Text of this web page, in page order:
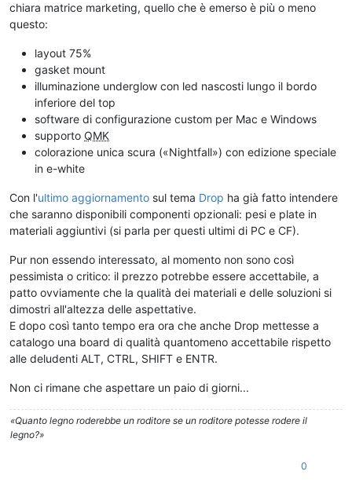
chiara matrice marketing, quello che è emerso è più o meno
questo:
layout 75%
gasket mount
illuminazione underglow con led nascosti lungo il bordo
inferiore del top
software di configurazione custom per Mac e Windows
supporto QMK
colorazione unica scura («Nightfall») con edizione speciale
in e-white
Con l'ultimo aggiornamento sul tema Drop ha già fatto intendere
che saranno disponibili componenti opzionali: pesi e plate in
materiali aggiuntivi (si parla per questi ultimi di PC e CF).
Pur non essendo interessato, al momento non sono così
pessimista o critico: il prezzo potrebbe essere accettabile, a
patto ovviamente che la qualità dei materiali e delle soluzioni si
dimostri all'altezza delle aspettative.
E dopo così tanto tempo era ora che anche Drop mettesse a
catalogo una board di qualità quantomeno accettabile rispetto
alle deludenti ALT, CTRL, SHIFT e ENTR.
Non ci rimane che aspettare un paio di giorni...
«Quanto legno roderebbe un roditore se un roditore potesse rodere il
legno?»
0